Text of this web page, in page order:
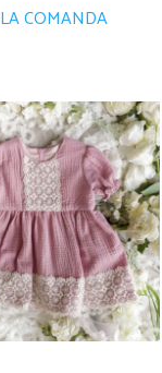
LA COMANDA